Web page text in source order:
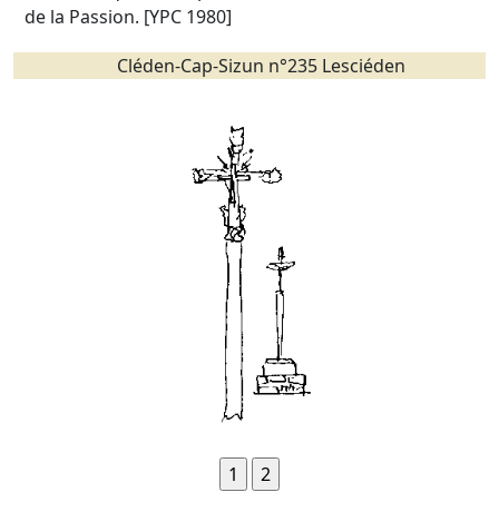
de la Passion. [YPC 1980]
Cléden-Cap-Sizun n°235 Lesciéden